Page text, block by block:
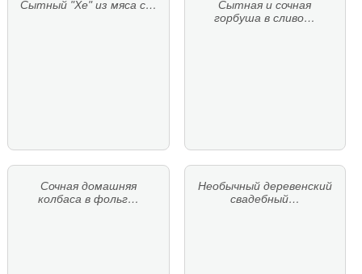
Сытный "Хе" из мяса с…
Сытная и сочная
горбуша в сливо…
Сочная домашняя
колбаса в фольг…
Необычный деревенский
свадебный…